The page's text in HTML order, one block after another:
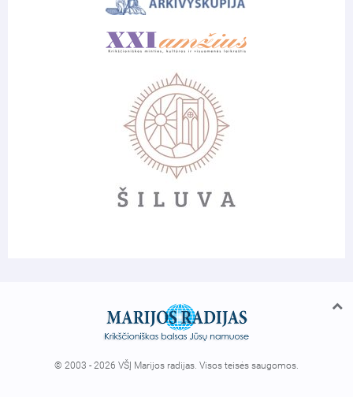
© 2003 - 2026 VŠĮ Marijos radijas. Visos teisės saugomos.